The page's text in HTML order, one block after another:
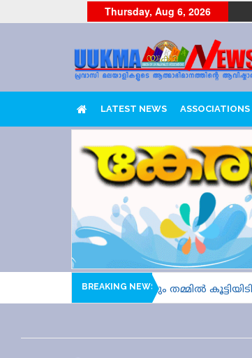
Thursday, Aug 6, 2026
LATEST NEWS ASSOCIATIONS
BREAKING NEWS
വണ്ണും യാത്രാവിമാനവും തമ്മിൽ